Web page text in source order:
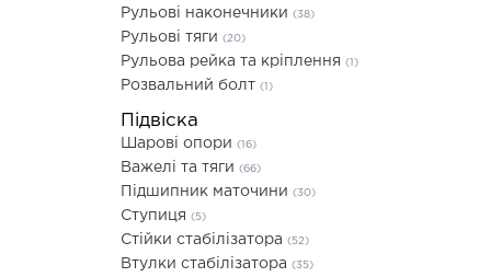
Рульові наконечники (38)
Рульові тяги (20)
Рульова рейка та кріплення (1)
Розвальний болт (1)
Підвіска
Шарові опори (16)
Важелі та тяги (66)
Підшипник маточини (30)
Ступиця (5)
Стійки стабілізатора (52)
Втулки стабілізатора (35)